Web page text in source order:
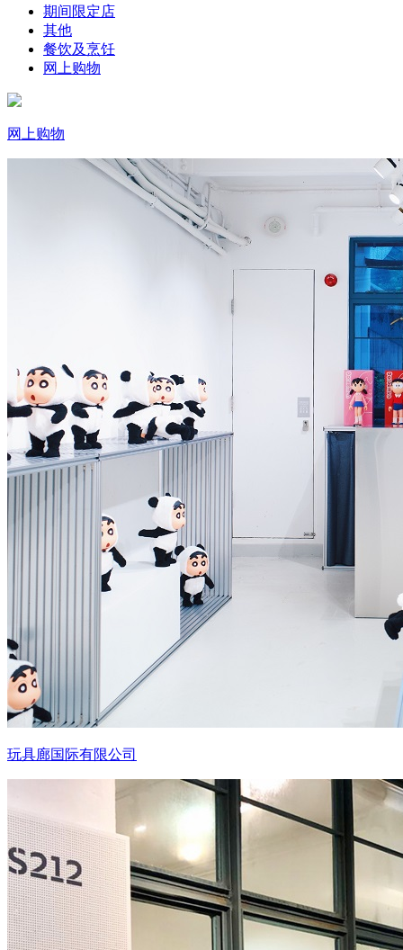
期间限定店
其他
餐饮及烹饪
网上购物
网上购物
玩具廊国际有限公司